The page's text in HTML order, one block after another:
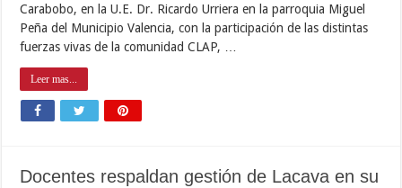
Carabobo, en la U.E. Dr. Ricardo Urriera en la parroquia Miguel
Peña del Municipio Valencia, con la participación de las distintas
fuerzas vivas de la comunidad CLAP, …
Leer mas...
Docentes respaldan gestión de Lacava en su